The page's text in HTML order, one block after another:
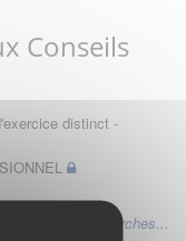
Conseils
distinct -
les autres démarches...